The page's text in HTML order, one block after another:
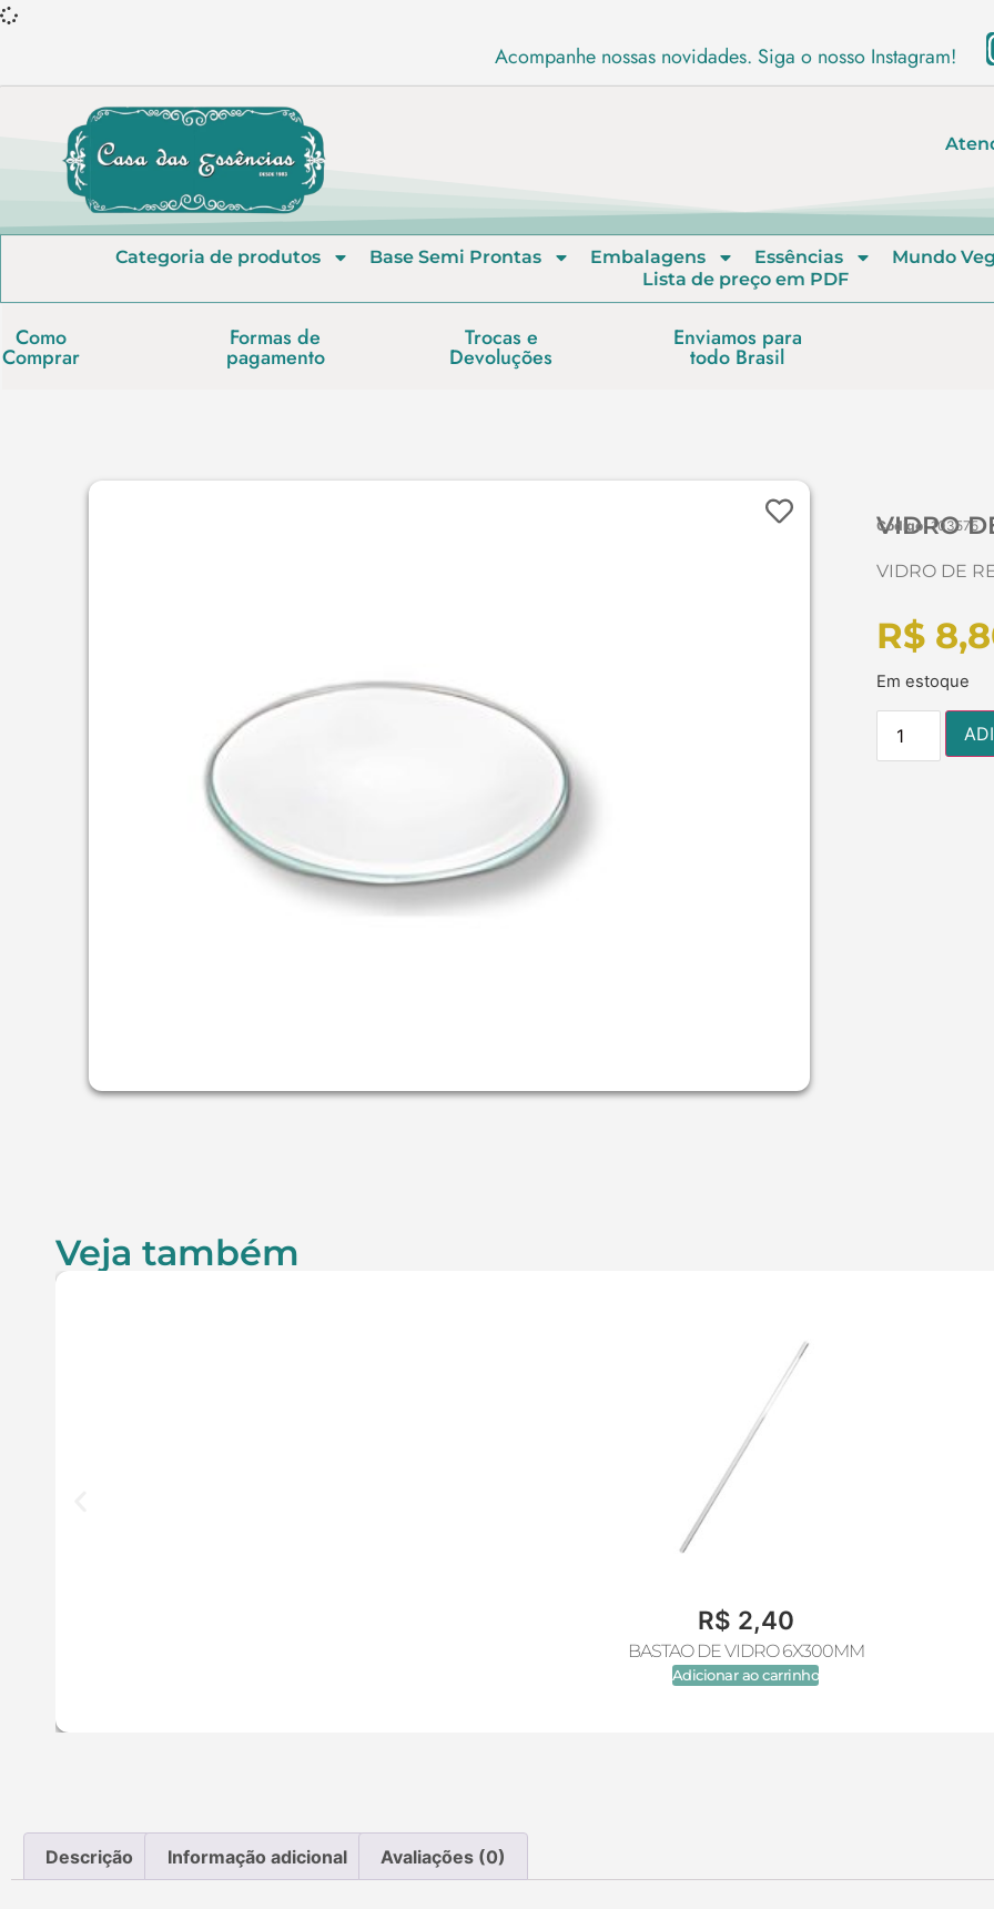
Acompanhe nossas novidades. Siga o nosso Instagram!
Categoria de produtos Base Semi Prontas Embalagens Essências Mundo
Lista de preço em PDF
Como
Comprar
Formas de
pagamento
Trocas e
Devoluções
Enviamos para
todo Brasil
VIDRO
Código:103575
VIDRO DE
R$
Em estoque
Veja também
R$ 2,40
BASTAO DE VIDRO 6X300MM
Adicionar ao carrinho
Descrição Informação adicional Avaliações (0)